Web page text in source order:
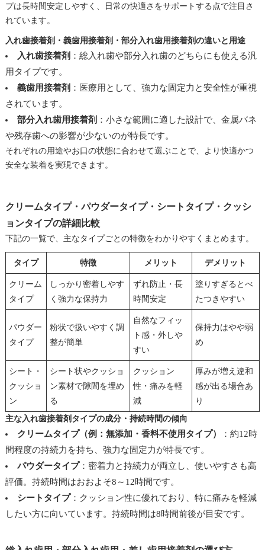
プは長時間安定しやすく、日常の快適さをサポートする点で注目さ
れています。
入れ歯接着剤・義歯用接着剤・部分入れ歯用接着剤の違いと用途
入れ歯接着剤 ：総入れ歯や部分入れ歯のどちらにも使える汎
用タイプです。
義歯用接着剤 ：医療用として、強力な固定力と安全性が重視
されています。
部分入れ歯用接着剤 ：小さな範囲に適した設計で、金属バネ
や残存歯への影響が少ないのが特長です。
それぞれの用途やお口の状態に合わせて選ぶことで、より快適かつ
安全な装着を実現できます。
クリームタイプ・パウダータイプ・シートタイプ・クッシ
ョンタイプの詳細比較
下記の一覧で、主なタイプごとの特徴をわかりやすくまとめます。
タイプ 特徴 メリット デメリット
クリーム
タイプ
しっかり密着しやす
く強力な保持力
ずれ防止・長
時間安定
塗りすぎるとべ
たつきやすい
パウダー
タイプ
粉状で扱いやすく調
整が簡単
自然なフィッ
ト感・外しや
すい
保持力はやや弱
め
シート・
クッショ
ン
シート状やクッショ
ン素材で隙間を埋め
る
クッション
性・痛みを軽
減
厚みが増え違和
感が出る場合あ
り
主な入れ歯接着剤タイプの成分・持続時間の傾向
クリームタイプ（例：無添加・香料不使用タイプ）
：約12時
間程度の持続力を持ち、強力な固定力が特長です。
パウダータイプ：密着力と持続力が両立し、使いやすさも高
評価。持続時間はおおよそ8～12時間です。
シートタイプ：クッション性に優れており、特に痛みを軽減
したい方に向いています。持続時間は8時間前後が目安です。